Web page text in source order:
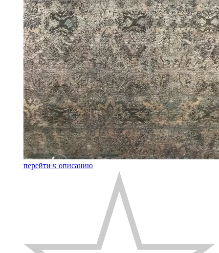
перейти к описанию